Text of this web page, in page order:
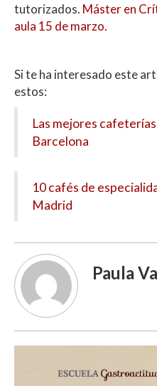
tutorizados. Máster en
aula 15 de marzo.
Si te ha interesado este
estos:
Las mejores
Barcelona
10 cafés de
Madrid
Paula